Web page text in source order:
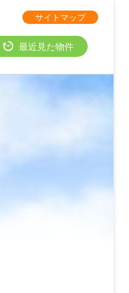
サイトマップ
最近見た物件